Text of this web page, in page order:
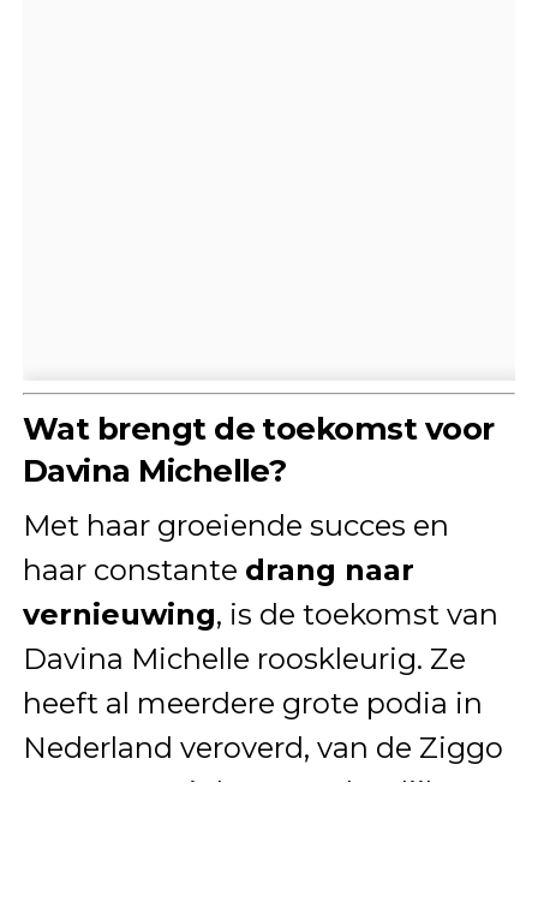
Wat brengt de toekomst voor
Davina Michelle?
Met haar groeiende succes en
haar constante drang naar
vernieuwing, is de toekomst van
Davina Michelle rooskleurig. Ze
heeft al meerdere grote podia in
Nederland veroverd, van de Ziggo
Dome tot Pinkpop, en het lijkt